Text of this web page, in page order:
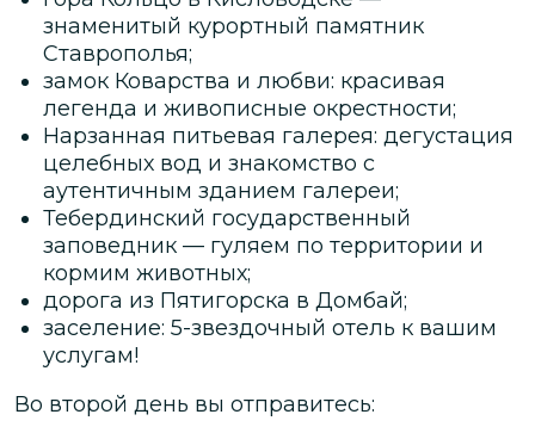
знаменитый курортный памятник
Ставрополья;
замок Коварства и любви: красивая
легенда и живописные окрестности;
Нарзанная питьевая галерея: дегустация
целебных вод и знакомство с
аутентичным зданием галереи;
Тебердинский государственный
заповедник — гуляем по территории и
кормим животных;
дорога из Пятигорска в Домбай;
заселение: 5-звездочный отель к вашим
услугам!
Во второй день вы отправитесь: